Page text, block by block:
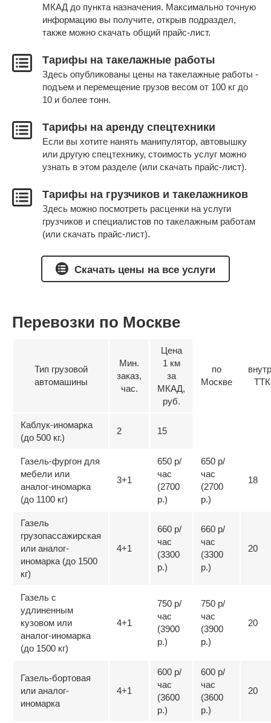
МКАД до пункта назначения. Максимально точную
информацию вы получите, открыв подраздел,
также можно скачать общий прайс-лист.
Тарифы на такелажные работы
Здесь опубликованы цены на такелажные работы -
подъем и перемещение грузов весом от 100 кг до
10 и более тонн.
Тарифы на аренду спецтехники
Если вы хотите нанять манипулятор, автовышку
или другую спецтехнику, стоимость услуг можно
узнать в этом разделе (или скачать прайс-лист).
Тарифы на грузчиков и такелажников
Здесь можно посмотреть расценки на услуги
грузчиков и специалистов по такелажным работам
(или скачать прайс-лист).
Скачать цены на все услуги
Перевозки по Москве
Тип грузовой
автомашины
Мин.
заказ,
час.
Цена
1 км
за
МКАД,
руб.
по
Москве
ТТК
Каблук-иномарка
(до 500 кг.)
2 15
Газель-фургон для
мебели или
аналог-иномарка
(до 1100 кг)
3+1
650 р/
час
(2700
р.)
650 р/
час
(2700
р.)
18
Газель
грузопассажирская
или аналог-
иномарка (до 1500
кг)
4+1
660 р/
час
(3300
р.)
660 р/
час
(3300
р.)
20
Газель с
удлиненным
кузовом или
аналог-иномарка
(до 1500 кг)
4+1
750 р/
час
(3900
р.)
750 р/
час
(3900
р.)
20
Газель-бортовая
или аналог-
иномарка
4+1
600 р/
час
(3600
р.)
600 р/
час
(3600
р.)
20